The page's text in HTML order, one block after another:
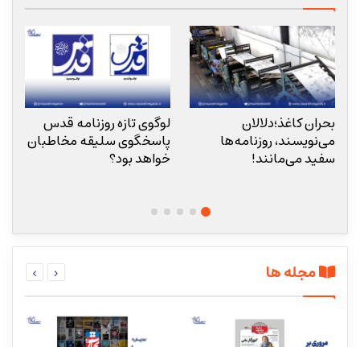
بحران کاغذ؛دلالان
می‌نویسند، روزنامه‌ها
سفید می‌مانند!
لوگوی تازه روزنامه قدس
پاسخگوی سلیقه مخاطبان
خواهد بود؟
مجله ها